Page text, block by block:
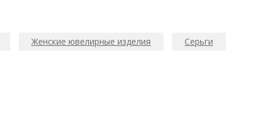
Женские ювелирные изделия Серьги